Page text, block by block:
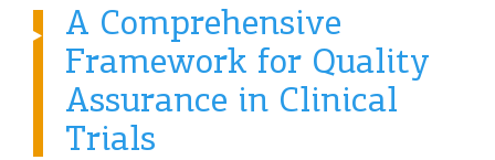
A Comprehensive
Framework for Quality
Assurance in Clinical
Trials